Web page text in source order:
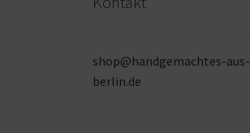
shop@handgemachtes-aus-
berlin.de